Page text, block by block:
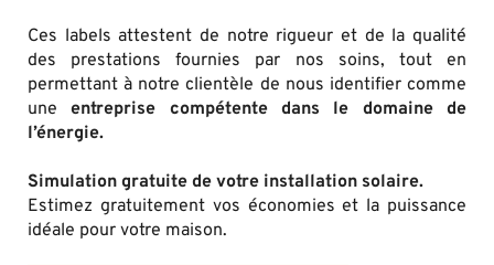
Ces labels attestent de notre rigueur et de la qualité
des prestations fournies par nos soins, tout en
permettant à notre clientèle de nous identifier comme
une entreprise compétente dans le domaine de
l’énergie.
Simulation gratuite de votre installation solaire.
Estimez gratuitement vos économies et la puissance
idéale pour votre maison.